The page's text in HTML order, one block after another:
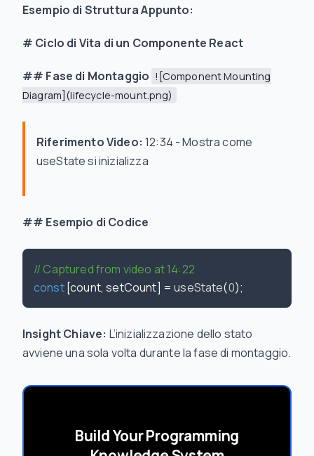
Esempio di Struttura Appunto:
# Ciclo di Vita di un Componente React
## Fase di Montaggio ![Component Mounting
Diagram](lifecycle-mount.png)
Riferimento Video: 12:34 - Mostra come
useState si inizializza
## Esempio di Codice
// Captured from video at 14:22
const [count, setCount] = useState(0
Insight Chiave: L’inizializzazione dello stato
avviene una sola volta durante la fase di montaggio.
Build Your Programming